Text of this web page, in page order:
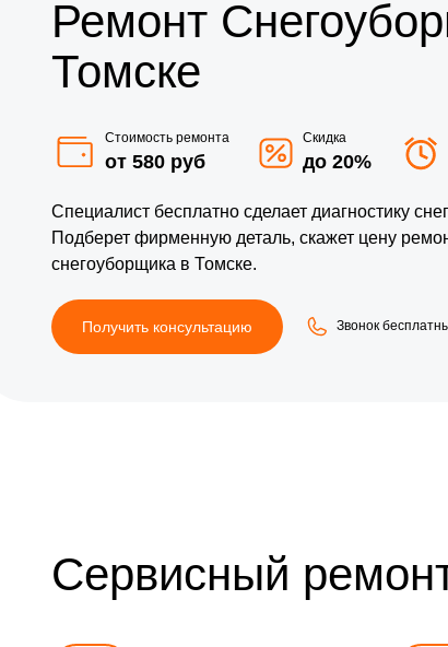
Ремонт
Томске
Стоимость ремонта
от 580 руб
Скидка
до 20%
Специалист бесплатно сделает диагностику
Подберет фирменную деталь, скажет цену
снегоуборщика в Томске.
Получить консультацию Звонок
Сервисный